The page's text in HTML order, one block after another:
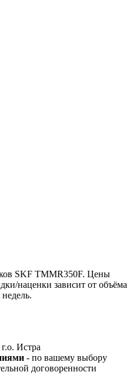
SKF TMMR350F. Цены
наценки зависит от объёма
Истра
- по вашему выбору
договоренности